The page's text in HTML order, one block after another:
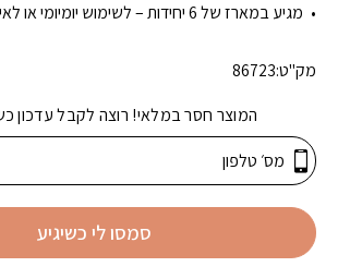
מגיע במארז של 6 יחידות – לשימוש יומיומי או לאירוח.
מק"ט:86723
המוצר חסר במלאי! רוצה לקבל עדכון
סמסו לי כשיגיע